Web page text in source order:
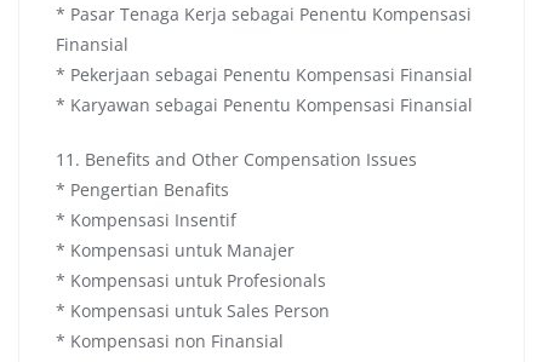
* Pasar Tenaga Kerja sebagai Penentu Kompensasi
Finansial
* Pekerjaan sebagai Penentu Kompensasi Finansial
* Karyawan sebagai Penentu Kompensasi Finansial
11. Benefits and Other Compensation Issues
* Pengertian Benafits
* Kompensasi Insentif
* Kompensasi untuk Manajer
* Kompensasi untuk Profesionals
* Kompensasi untuk Sales Person
* Kompensasi non Finansial